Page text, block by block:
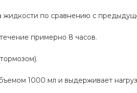
жидкости по сравнению с
примерно 8 часов.
1000 мл и выдерживает